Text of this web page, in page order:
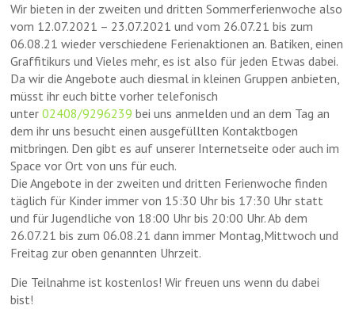
Wir bieten in der zweiten und dritten Sommerferienwoche also
vom 12.07.2021 – 23.07.2021 und vom 26.07.21 bis zum
06.08.21 wieder verschiedene Ferienaktionen an. Batiken, einen
Graffitikurs und Vieles mehr, es ist also für jeden Etwas dabei.
Da wir die Angebote auch diesmal in kleinen Gruppen anbieten,
müsst ihr euch bitte vorher telefonisch
unter02408/9296239 bei uns anmelden und an dem Tag an
dem ihr uns besucht einen ausgefüllten Kontaktbogen
mitbringen. Den gibt es auf unserer Internetseite oder auch im
Space vor Ort von uns für euch.
Die Angebote in der zweiten und dritten Ferienwoche finden
täglich für Kinder immer von 15:30 Uhr bis 17:30 Uhr statt
und für Jugendliche von 18:00 Uhr bis 20:00 Uhr. Ab dem
26.07.21 bis zum 06.08.21 dann immer Montag,Mittwoch und
Freitag zur oben genannten Uhrzeit.
Die Teilnahme ist kostenlos! Wir freuen uns wenn du dabei
bist!